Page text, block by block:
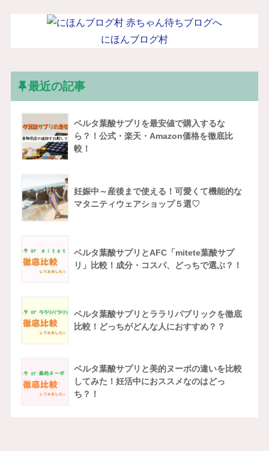
にほんブログ村
最近の記事
ベルタ葉酸サプリを最安値で購入するな
ら？！公式・楽天・Amazon価格を徹底比
較！
妊娠中～産後まで使える！可愛くて機能的な
マタニティウェアショップ５選♡
ベルタ葉酸サプリとAFC「mitete葉酸サプ
リ」比較！成分・コスパ、どっちで選ぶ？！
ベルタ葉酸サプリとララリパブリックを徹底
比較！どっちがどんな人におすすめ？？
ベルタ葉酸サプリと美的ヌーボの違いを比較
してみた！妊活中におススメなのはどっ
ち？！